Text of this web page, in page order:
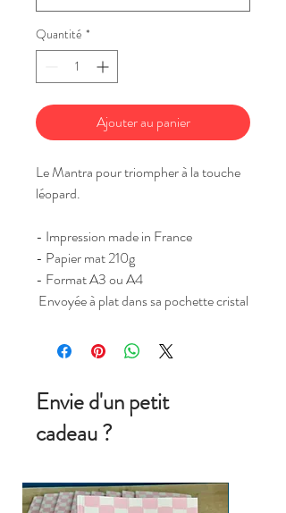
Quantité *
Ajouter au panier
Le Mantra pour triompher à la touche
léopard.
- Impression made in France
- Papier mat 210g
- Format A3 ou A4
Envoyée à plat dans sa pochette cristal
Envie d'un petit
cadeau ?